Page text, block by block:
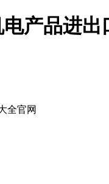
产品进出
全官网